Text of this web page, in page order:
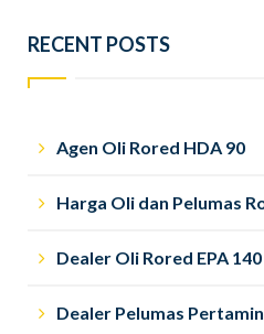
RECENT POSTS
Agen Oli Rored HDA 90
Harga Oli dan Pelumas
Dealer Oli Rored EPA 140
Dealer Pelumas